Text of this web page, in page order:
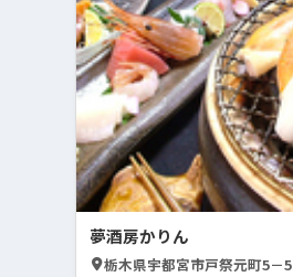
夢酒房かりん
栃木県宇都宮市戸祭元町5－5